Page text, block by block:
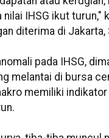
IHSG ikut turun,"
diterima di Jakarta,
pada IHSG,
melantai di bursa
memiliki